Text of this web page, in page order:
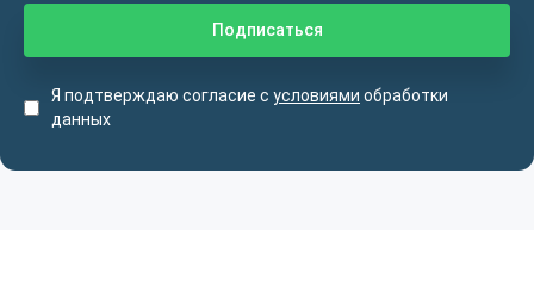
Я подтверждаю согласие с условиями обработки
данных